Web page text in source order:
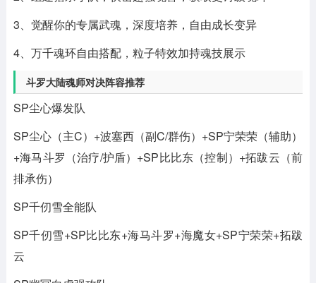
3、觉醒你的专属武魂，深度培养，自由成长变异
4、万千魂环自由搭配，粒子特效加持魂技展示
斗罗大陆魂师对决阵容推荐
SP尘心爆发队
SP尘心（主C）+波塞西（副C/群伤）+SP宁荣荣（辅助）
+海马斗罗（治疗/护盾）+SP比比东（控制）+拓跋云（前
排承伤）
SP千仞雪全能队
SP千仞雪+SP比比东+海马斗罗+海魔女+SP宁荣荣+拓跋
云